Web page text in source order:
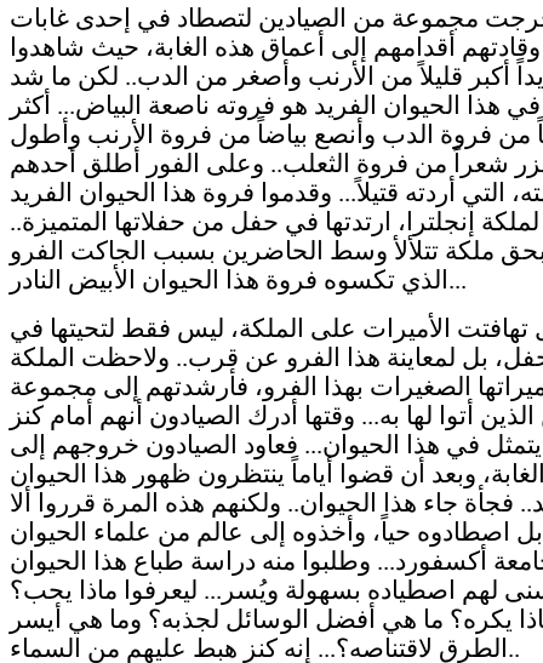
مجموعة من الصيادين لتصطاد في إحدى غابات
وقادتهم أقدامهم إلى أعماق هذه الغابة، حيث شاهدوا
أكبر قليلاً من الأرنب وأصغر من الدب.. لكن ما شد
في هذا الحيوان الفريد هو فروته ناصعة البياض... أكثر
من فروة الدب وأنصع بياضاً من فروة الأرنب وأطول
شعراً من فروة الثعلب.. وعلى الفور أطلق أحدهم
التي أردته قتيلاً... وقدموا فروة هذا الحيوان الفريد
إنجلترا، ارتدتها في حفل من حفلاتها المتميزة..
ملكة تتلألأ وسط الحاضرين بسبب الجاكت الفرو
الذي تكسوه فروة هذا الحيوان الأبيض النادر...
تهافتت الأميرات على الملكة، ليس فقط لتحيتها في
بل لمعاينة هذا الفرو عن قرب.. ولاحظت الملكة
الصغيرات بهذا الفرو، فأرشدتهم إلى مجموعة
أتوا لها به... وقتها أدرك الصيادون أنهم أمام كنز
في هذا الحيوان... فعاود الصيادون خروجهم إلى
وبعد أن قضوا أياماً ينتظرون ظهور هذا الحيوان
فجأة جاء هذا الحيوان.. ولكنهم هذه المرة قرروا ألا
بل اصطادوه حياً، وأخذوه إلى عالم من علماء الحيوان
أكسفورد... وطلبوا منه دراسة طباع هذا الحيوان
لهم اصطياده بسهولة ويُسر... ليعرفوا ماذا يحب؟
يكره؟ ما هي أفضل الوسائل لجذبه؟ وما هي أيسر
الطرق لاقتناصه؟... إنه كنز هبط عليهم من السماء..